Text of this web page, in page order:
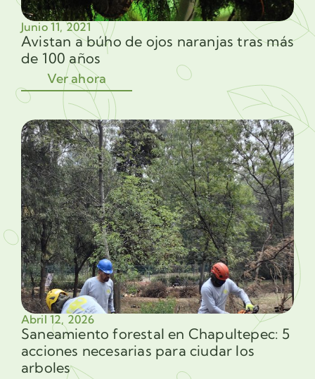
Junio 11, 2021
Avistan a búho de ojos naranjas tras más
de 100 años
Ver ahora
Abril 12, 2026
Saneamiento forestal en Chapultepec: 5
acciones necesarias para ciudar los
arboles